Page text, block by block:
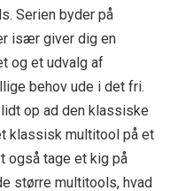
Serien byder på
især giver dig en
og et udvalg af
behov ude i det fri.
op ad den klassiske
klassisk multitool på et
også tage et kig på
større multitools, hvad